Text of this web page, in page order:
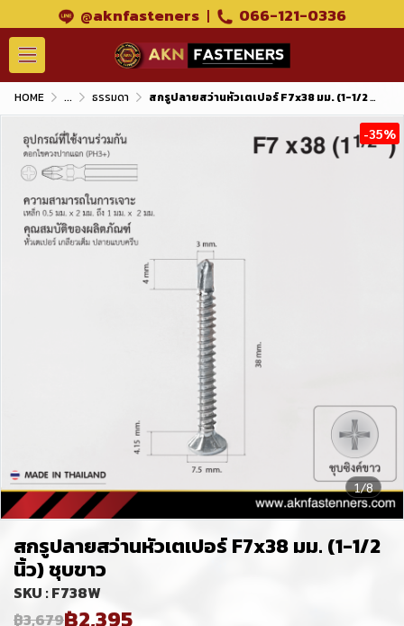
@aknfasteners | 066-121-0336
HOME ... ธรรมดา สกรูปลายสว่านหัวเตเปอร์ F7x38 มม. (1-1/2 นิ้ว) ชุบขาว
1/8
-35%
สกรูปลายสว่านหัวเตเปอร์ F7x38 มม. (1-1/2
นิ้ว) ชุบขาว
SKU : F738W
฿3,679฿2,395